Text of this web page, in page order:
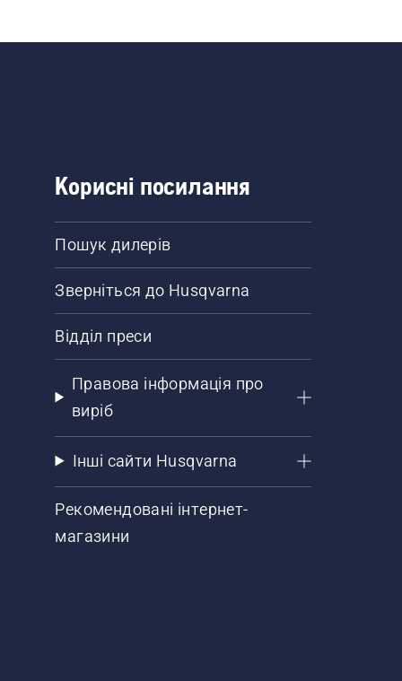
Корисні посилання
Пошук дилерів
Зверніться до Husqvarna
Відділ преси
Правова інформація про
виріб
Інші сайти Husqvarna
Рекомендовані інтернет-
магазини